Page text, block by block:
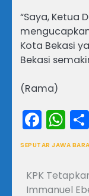
“Saya, Ketua
Kota Bekasi
Bekasi
(Rama)
SEPUTAR JAWA
Navigasi
KPK
Immanuel